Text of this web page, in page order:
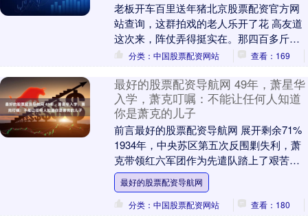
老板开车百里送年猪北京股票配资官方网
站查询，这群拍戏的老人乐开了花 高友道
这次来，阵仗弄得挺实在。那四百多斤的
猪，刚宰完就拉过来了，血淋淋的新鲜，
分类：中国股票配资网站 查看：169
最好的股票配资导航网 49年，萧星华
入学，萧克叮嘱：不能让任何人知道
你是萧克的儿子
前言最好的股票配资导航网 展开剩余71%
1934年，中央苏区第五次反围剿失利，萧
克带领红六军团作为先遣队踏上了艰苦的
长征。在敌人重重包围下，萧克展现出过
人的智....
最好的股票配资导航网
分类：中国股票配资网站
查看：180